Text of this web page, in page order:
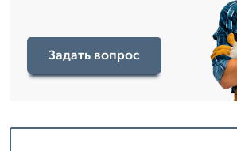
Задать вопрос